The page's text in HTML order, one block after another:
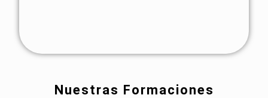
Nuestras Formaciones